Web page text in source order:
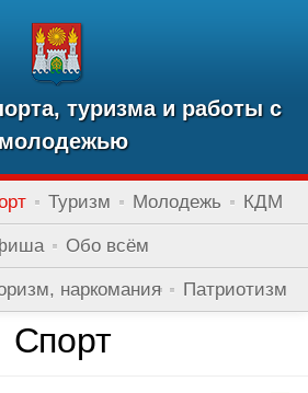
туризма и работы с
молодежью
Туризм Молодежь КДМ
Обо всём
наркомания Патриотизм
Спорт